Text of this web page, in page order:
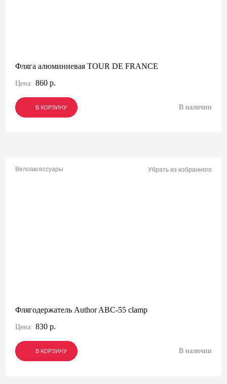
Фляга алюминиевая TOUR DE FRANCE
Цена: 860 р.
В КОРЗИНУ
В КОРЗИНУ
В КОРЗИНУ В наличии
Велоаксессуары Убрать из избранного
Флягодержатель Author ABC-55 clamp
Цена: 830 р.
В КОРЗИНУ
В КОРЗИНУ
В КОРЗИНУ В наличии